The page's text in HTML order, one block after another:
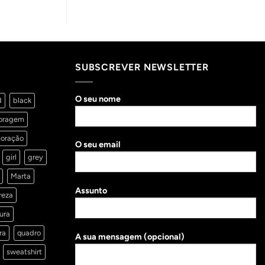
black
girl grey
Marta
quadro
sweatshirt
SUBSCREVER NEWSLETTER
O seu nome
O seu email
Assunto
A sua mensagem (opcional)